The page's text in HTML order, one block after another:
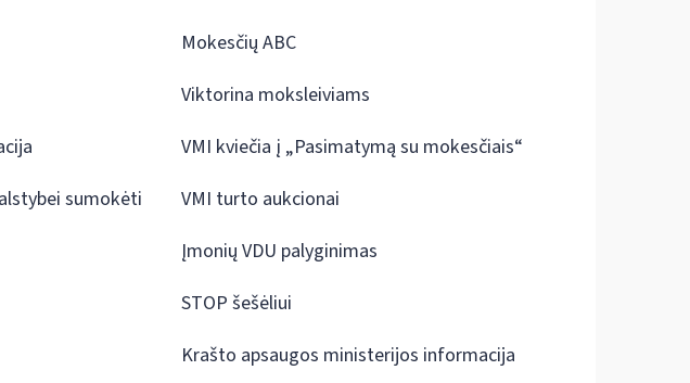
sumokėti
Mokesčių ABC
Viktorina moksleiviams
VMI kviečia į „Pasimatymą su mokesčiais“
VMI turto aukcionai
Įmonių VDU palyginimas
STOP šešėliui
Krašto apsaugos ministerijos informacija